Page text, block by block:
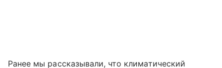
Ранее мы рассказывали, что климатический